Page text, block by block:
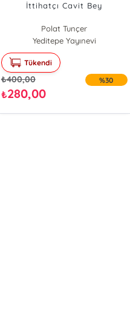
İttihatçı Cavit Bey
Polat Tunçer
Yeditepe Yayınevi
Tükendi
₺400,00
₺280,00
%30